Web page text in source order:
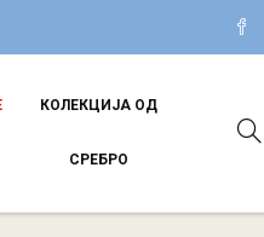
КОЛЕКЦИЈА ОД
СРЕБРО